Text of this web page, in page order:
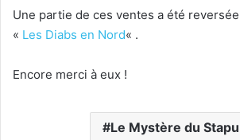
Une partie de ces ventes a été reversée
« Les Diabs en Nord« .
Encore merci à eux !
Le Mystère du